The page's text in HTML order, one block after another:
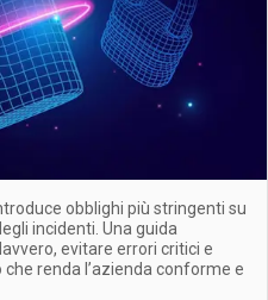
obblighi più stringenti su
incidenti. Una guida
evitare errori critici e
renda l’azienda conforme e